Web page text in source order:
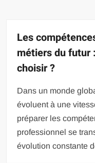
Les
métiers du futur
choisir ?
Dans un monde
évoluent à une
préparer les
professionnel se
évolution constante